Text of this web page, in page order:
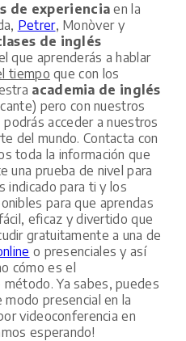
de experiencia en la
Petrer, Monòver y
de inglés
que aprenderás a hablar
tiempo que con los
academia de inglés
pero con nuestros
podrás acceder a nuestros
del mundo. Contacta con
toda la información que
una prueba de nivel para
indicado para ti y los
para que aprendas
eficaz y divertido que
gratuitamente a una de
o presenciales y así
cómo es el
Ya sabes, puedes
presencial en la
videoconferencia en
esperando!